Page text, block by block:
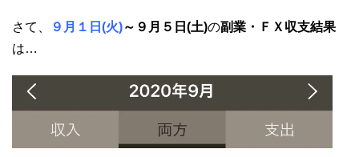
さて、 ９月１日(火)～９月５日(土)の副業・ＦＸ収支結果
は…